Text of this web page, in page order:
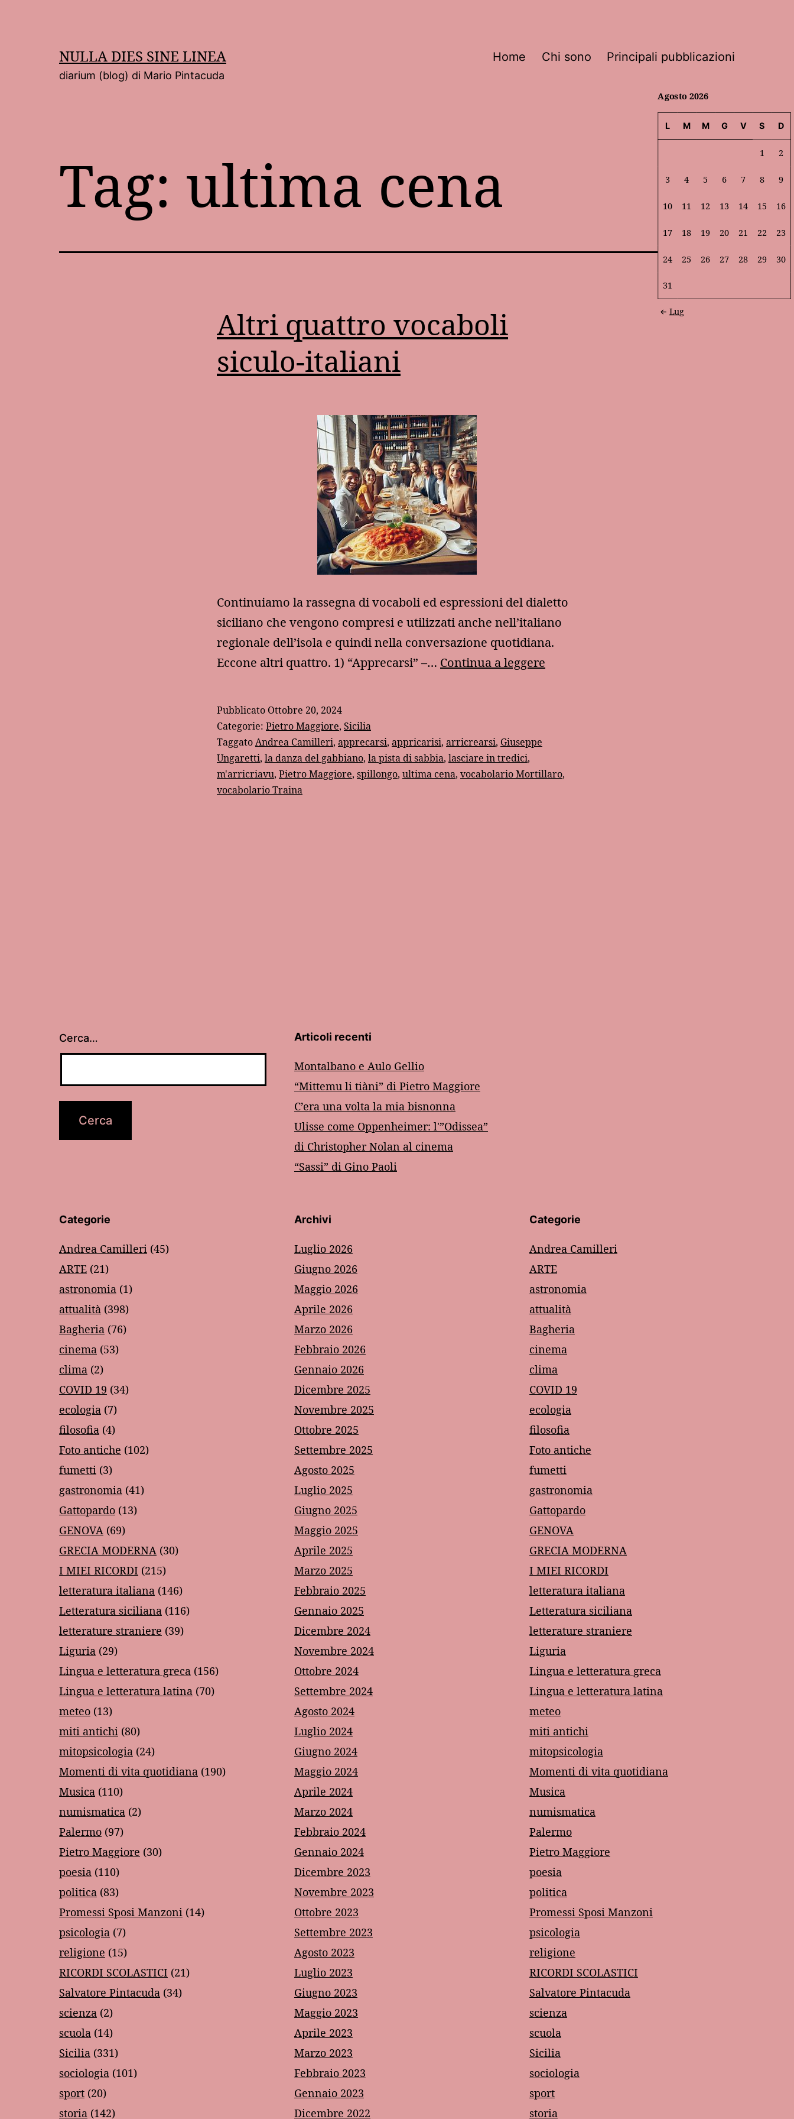
NULLA DIES SINE LINEA
diarium (blog) di Mario Pintacuda
Home Chi sono Principali pubblicazioni
Tag: ultima cena
Altri quattro vocaboli
siculo-italiani
Continuiamo la rassegna di vocaboli ed espressioni del dialetto
siciliano che vengono compresi e utilizzati anche nell’italiano
regionale dell’isola e quindi nella conversazione quotidiana.
Eccone altri quattro. 1) “Apprecarsi” –… Continua a leggere
Pubblicato Ottobre 20, 2024
Categorie: Pietro Maggiore, Sicilia
TaggatoAndrea Camilleri, apprecarsi, appricarisi, arricrearsi, Giuseppe
Ungaretti, la danza del gabbiano, la pista di sabbia, lasciare in tredici,
m'arricriavu, Pietro Maggiore, spillongo, ultima cena, vocabolario Mortillaro,
vocabolario Traina
Cerca… Articoli recenti
Montalbano e Aulo Gellio
“Mittemu li tiàni” di Pietro Maggiore
C’era una volta la mia bisnonna
Ulisse come Oppenheimer: l'”Odissea”
di Christopher Nolan al cinema
“Sassi” di Gino Paoli
Agosto 2026
L M M G V S D
1 2
3 4 5 6 7 8 9
10 11 12 13 14 15 16
17 18 19 20 21 22 23
24 25 26 27 28 29 30
31
Lug
Categorie
Andrea Camilleri (45)
ARTE (21)
astronomia (1)
attualità (398)
Bagheria (76)
cinema (53)
clima (2)
COVID 19 (34)
ecologia (7)
filosofia (4)
Foto antiche (102)
fumetti (3)
gastronomia (41)
Gattopardo (13)
GENOVA (69)
GRECIA MODERNA (30)
I MIEI RICORDI (215)
letteratura italiana (146)
Letteratura siciliana (116)
letterature straniere (39)
Liguria (29)
Lingua e letteratura greca (156)
Lingua e letteratura latina (70)
meteo (13)
miti antichi (80)
mitopsicologia (24)
Momenti di vita quotidiana (190)
Musica (110)
numismatica (2)
Palermo (97)
Pietro Maggiore (30)
poesia (110)
politica (83)
Promessi Sposi Manzoni (14)
psicologia (7)
religione (15)
RICORDI SCOLASTICI (21)
Salvatore Pintacuda (34)
scienza (2)
scuola (14)
Sicilia (331)
sociologia (101)
sport (20)
storia (142)
Archivi
Luglio 2026
Giugno 2026
Maggio 2026
Aprile 2026
Marzo 2026
Febbraio 2026
Gennaio 2026
Dicembre 2025
Novembre 2025
Ottobre 2025
Settembre 2025
Agosto 2025
Luglio 2025
Giugno 2025
Maggio 2025
Aprile 2025
Marzo 2025
Febbraio 2025
Gennaio 2025
Dicembre 2024
Novembre 2024
Ottobre 2024
Settembre 2024
Agosto 2024
Luglio 2024
Giugno 2024
Maggio 2024
Aprile 2024
Marzo 2024
Febbraio 2024
Gennaio 2024
Dicembre 2023
Novembre 2023
Ottobre 2023
Settembre 2023
Agosto 2023
Luglio 2023
Giugno 2023
Maggio 2023
Aprile 2023
Marzo 2023
Febbraio 2023
Gennaio 2023
Dicembre 2022
Categorie
Andrea Camilleri
ARTE
astronomia
attualità
Bagheria
cinema
clima
COVID 19
ecologia
filosofia
Foto antiche
fumetti
gastronomia
Gattopardo
GENOVA
GRECIA MODERNA
I MIEI RICORDI
letteratura italiana
Letteratura siciliana
letterature straniere
Liguria
Lingua e letteratura greca
Lingua e letteratura latina
meteo
miti antichi
mitopsicologia
Momenti di vita quotidiana
Musica
numismatica
Palermo
Pietro Maggiore
poesia
politica
Promessi Sposi Manzoni
psicologia
religione
RICORDI SCOLASTICI
Salvatore Pintacuda
scienza
scuola
Sicilia
sociologia
sport
storia